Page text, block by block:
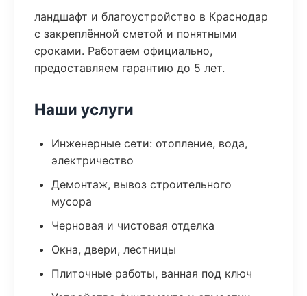
ландшафт и благоустройство в Краснодар
с закреплённой сметой и понятными
сроками. Работаем официально,
предоставляем гарантию до 5 лет.
Наши услуги
Инженерные сети: отопление, вода,
электричество
Демонтаж, вывоз строительного
мусора
Черновая и чистовая отделка
Окна, двери, лестницы
Плиточные работы, ванная под ключ